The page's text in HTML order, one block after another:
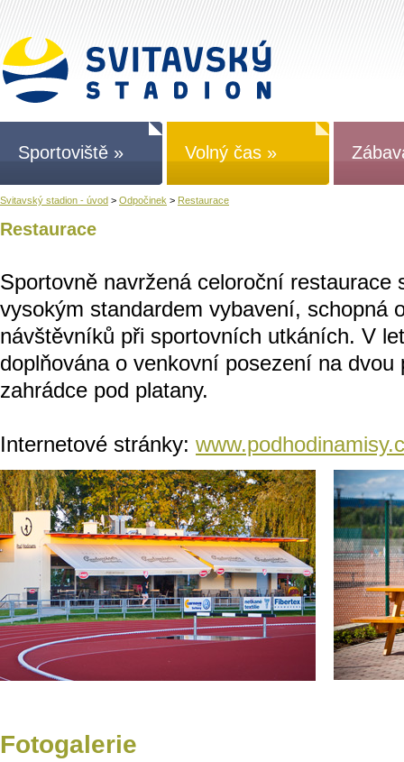
Sportoviště » Volný čas »
Svitavský stadion - úvod > Odpočinek > Restaurace
Restaurace
Sportovně navržená celoroční restaurace
vysokým standardem vybavení, schopná
návštěvníků při sportovních utkáních. V
doplňována o venkovní posezení na dvou
zahrádce pod platany.
Internetové stránky:
Fotogalerie